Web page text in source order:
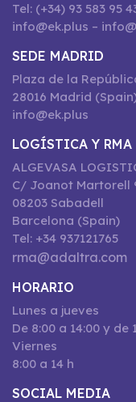
Tel: (+34) 93 583 95
info@ek.plus –
SEDE MADRID
Plaza de la
28016 Madrid
info@ek.plus
LOGÍSTICA Y RMA
ALGEVASA
C/ Joanot Martorell
08203 Sabadell
Barcelona (Spain)
Tel: +34 937121765
rma@adaltra.com
HORARIO
Lunes a jueves
De 8:00 a 14:00 y de
Viernes
8:00 a 14 h
SOCIAL MEDIA